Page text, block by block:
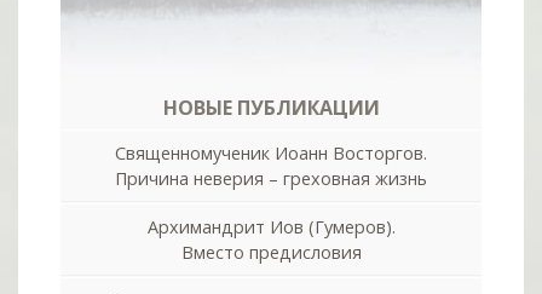
НОВЫЕ ПУБЛИКАЦИИ
Священномученик Иоанн Восторгов.
Причина неверия – греховная жизнь
Архимандрит Иов (Гумеров).
Вместо предисловия